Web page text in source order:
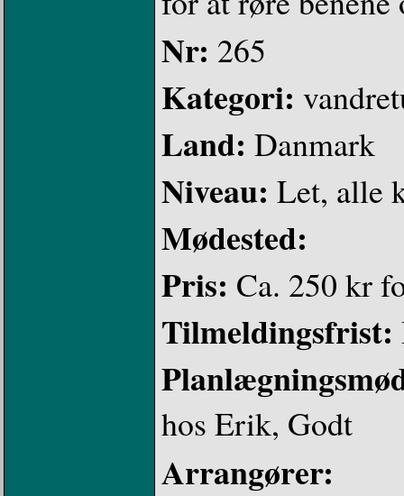
Nr: 265
Kategori:
Land: Danmark
Niveau: Let, alle
Mødested:
Pris: Ca. 250 kr
Tilmeldingsfrist:
hos Erik, Godt
Arrangører: